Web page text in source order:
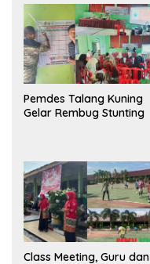
Pasar
Pemdes Talang Kuning
Gelar Rembug Stunting
Class Meeting, Guru dan